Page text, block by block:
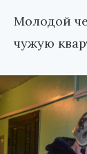
Молодой
чужую